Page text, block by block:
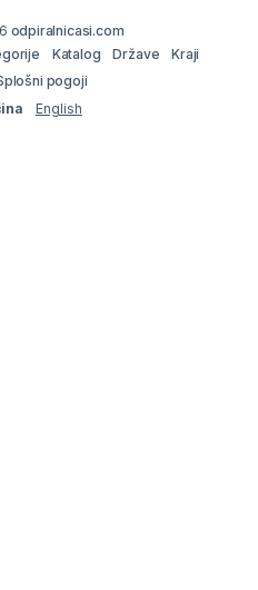
odpiralnicasi.com
Katalog Države
Kraji
pogoji
English